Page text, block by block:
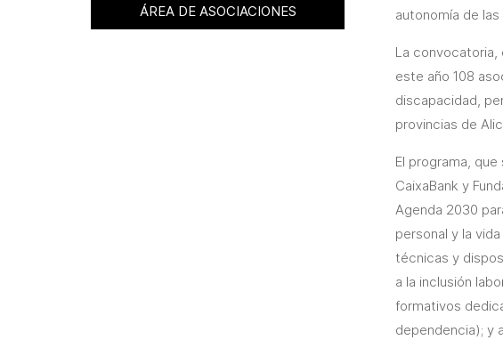
ÁREA DE ASOCIACIONES
autonomía de
La convocatoria,
este año 108
discapacidad,
provincias de
El programa,
CaixaBank y
Agenda 2030
personal y la
técnicas y
a la inclusión
formativos
dependencia); y